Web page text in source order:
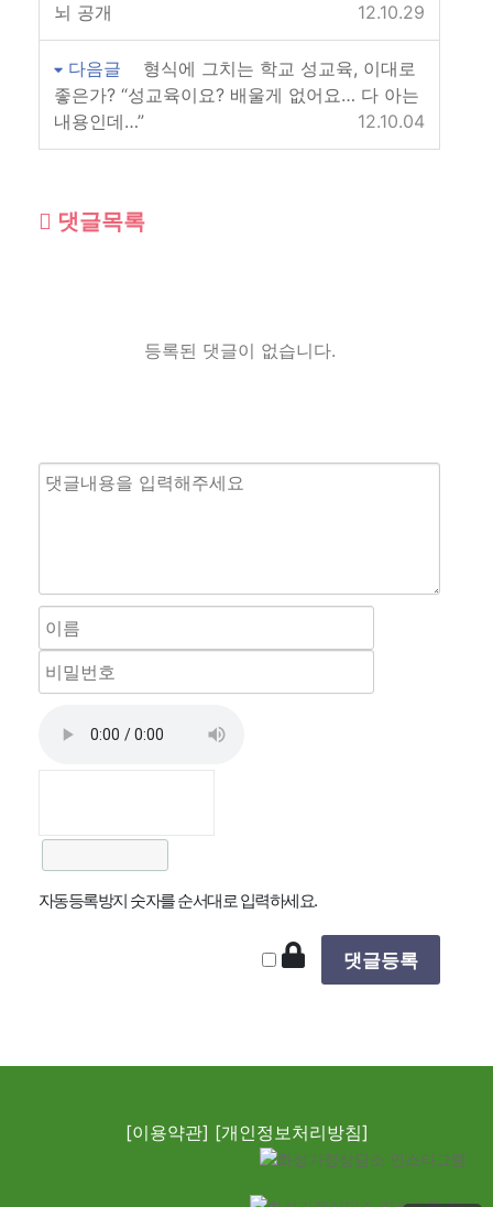
뇌 공개
12.10.29
다음글
형식에 그치는 학교 성교육, 이대로
좋은가? “성교육이요? 배울게 없어요… 다 아는
내용인데…”
12.10.04
댓글목록
등록된 댓글이 없습니다.
자동등록방지 숫자를 순서대로 입력하세요.
[이용약관] [개인정보처리방침]